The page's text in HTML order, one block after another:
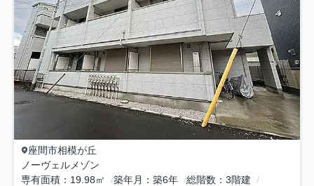
座間市相模が丘
ノーヴェルメゾン
専有面積
19.98㎡ 築年月 築6年 総階数
3階建